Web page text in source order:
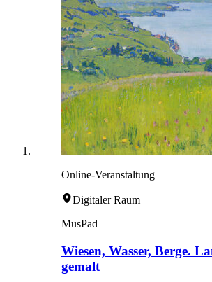
Online-Veranstaltung
Digitaler Raum
MusPad
Wiesen, Wasser, Berge.
gemalt